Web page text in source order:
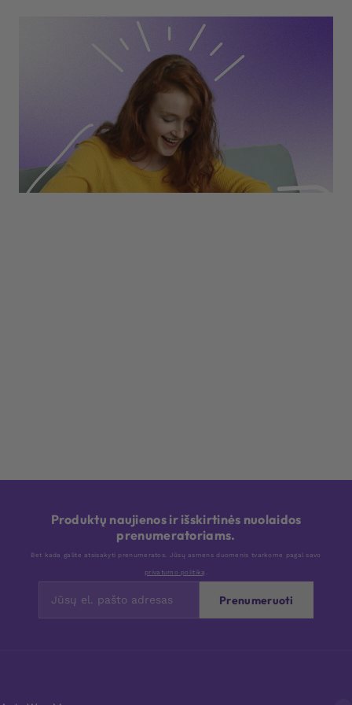
Produktų naujienos ir išskirtinės nuolaidos
prenumeratoriams.
Bet kada galite atsisakyti prenumeratos. Jūsų asmens duomenis tvarkome pagal savo
privatumo politiką .
Prenumeruoti